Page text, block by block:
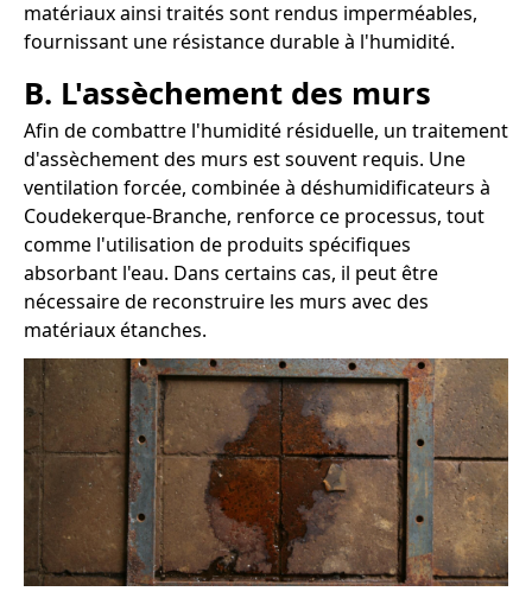
matériaux ainsi traités sont rendus imperméables,
fournissant une résistance durable à l'humidité.
B. L'assèchement des murs
Afin de combattre l'humidité résiduelle, un traitement
d'assèchement des murs est souvent requis. Une
ventilation forcée, combinée à déshumidificateurs à
Coudekerque-Branche, renforce ce processus, tout
comme l'utilisation de produits spécifiques
absorbant l'eau. Dans certains cas, il peut être
nécessaire de reconstruire les murs avec des
matériaux étanches.